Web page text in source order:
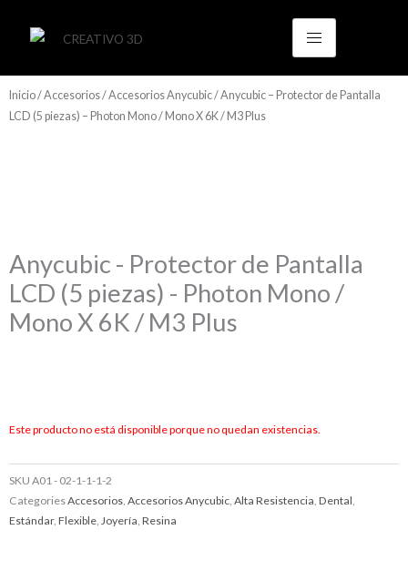
Inicio/Accesorios/Accesorios Anycubic/ Anycubic – Protector de Pantalla
LCD (5 piezas) – Photon Mono / Mono X 6K / M3 Plus
Anycubic - Protector de Pantalla
LCD (5 piezas) - Photon Mono /
Mono X 6K / M3 Plus
Este producto no está disponible porque no quedan existencias.
SKU A01 - 02-1-1-1-2
CategoriesAccesorios Accesorios Anycubic Alta Resistencia Dental
Estándar, Flexible Joyería Resina